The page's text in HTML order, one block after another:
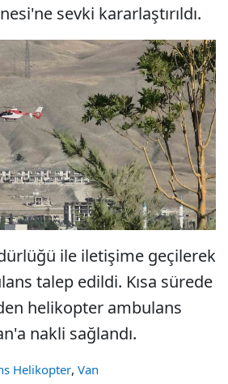
sevki kararlaştırıldı.
ile iletişime geçilerek
talep edildi. Kısa sürede
helikopter ambulans
nakli sağlandı.
Helikopter, Van